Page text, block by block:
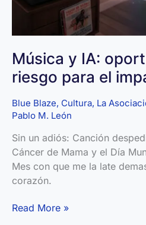
Música y IA:
riesgo para el
Blue Blaze, Cultura, La
Pablo M. León
Sin un adiós: Canción
Cáncer de Mama y el Día
Mes con que me la late
corazón.
Música
Read More »